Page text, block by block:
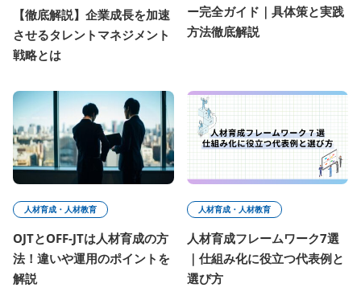
【徹底解説】企業成長を加速
させるタレントマネジメント
戦略とは
ー完全ガイド｜具体策と実践
方法徹底解説
人材育成・人材教育
OJTとOFF-JTは人材育成の方
法！違いや運用のポイントを
解説
人材育成・人材教育
人材育成フレームワーク7選
｜仕組み化に役立つ代表例と
選び方